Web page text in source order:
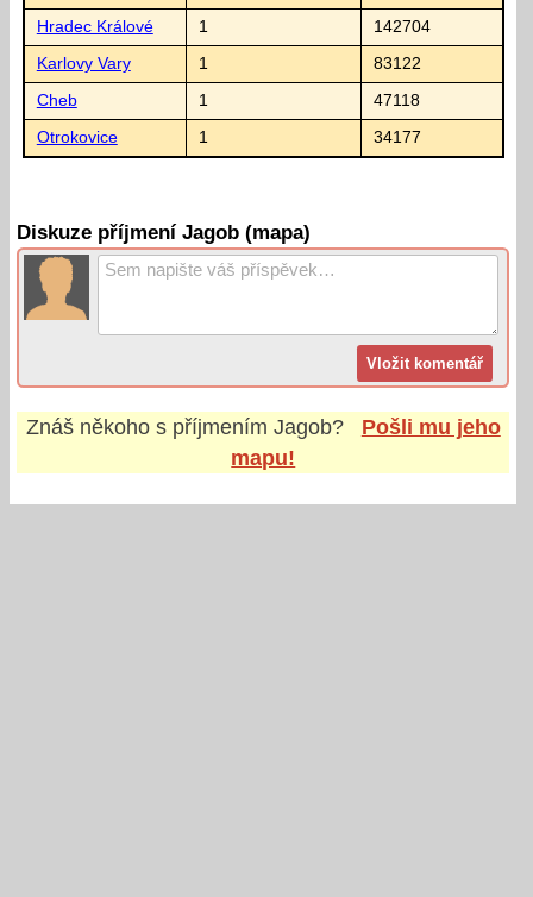
Hradec Králové 1 142704
Karlovy Vary 1 83122
Cheb 1 47118
Otrokovice 1 34177
Diskuze příjmení Jagob (mapa)
Znáš někoho s příjmením Jagob?
Pošli mu jeho
mapu!